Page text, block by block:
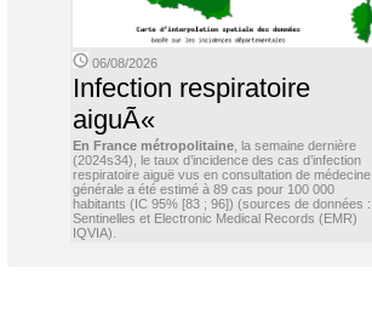
06/08/2026
Infection respiratoire
aiguÃ«
En France métropolitaine , la semaine dernière
(2024s34), le taux d’incidence des cas d’infection
respiratoire aiguë vus en consultation de médecine
générale a été estimé à 89 cas pour 100 000
habitants (IC 95% [83 ; 96]) (sources de données :
Sentinelles et Electronic Medical Records (EMR)
IQVIA).